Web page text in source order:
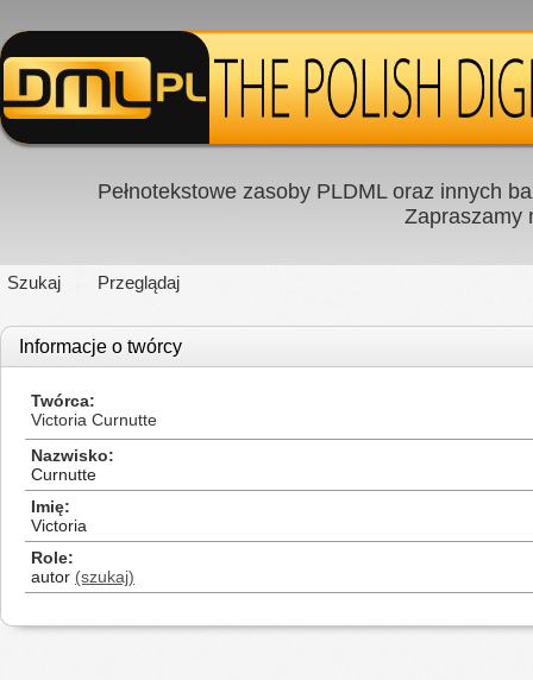
Pełnotekstowe zasoby PLDML oraz innych
Zapraszamy
Szukaj Przeglądaj
Informacje o twórcy
Twórca
Victoria Curnutte
Nazwisko
Curnutte
Imię
Victoria
Role
autor (szukaj)